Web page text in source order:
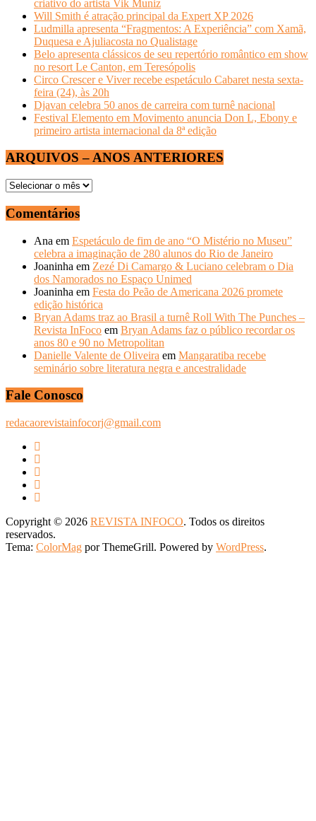
criativo do artista Vik Muniz
Will Smith é atração principal da Expert XP 2026
Ludmilla apresenta “Fragmentos: A Experiência” com Xamã,
Duquesa e Ajuliacosta no Qualistage
Belo apresenta clássicos de seu repertório romântico em show
no resort Le Canton, em Teresópolis
Circo Crescer e Viver recebe espetáculo Cabaret nesta sexta-
feira (24), às 20h
Djavan celebra 50 anos de carreira com turnê nacional
Festival Elemento em Movimento anuncia Don L, Ebony e
primeiro artista internacional da 8ª edição
ARQUIVOS – ANOS ANTERIORES
ARQUIVOS
ANOS
ANTERIORES
Comentários
Ana em Espetáculo de fim de ano “O Mistério no Museu”
celebra a imaginação de 280 alunos do Rio de Janeiro
Joaninha em Zezé Di Camargo & Luciano celebram o Dia
dos Namorados no Espaço Unimed
Joaninha em Festa do Peão de Americana 2026 promete
edição histórica
Bryan Adams traz ao Brasil a turnê Roll With The Punches –
Revista InFoco em Bryan Adams faz o público recordar os
anos 80 e 90 no Metropolitan
Danielle Valente de Oliveira em Mangaratiba recebe
seminário sobre literatura negra e ancestralidade
Fale Conosco
redacaorevistainfocorj@gmail.com
Copyright © 2026 REVISTA INFOCO. Todos os direitos
reservados.
Tema: ColorMag por ThemeGrill. Powered by WordPress.